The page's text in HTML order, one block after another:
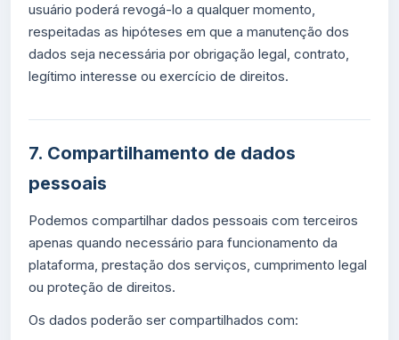
usuário poderá revogá-lo a qualquer momento,
respeitadas as hipóteses em que a manutenção dos
dados seja necessária por obrigação legal, contrato,
legítimo interesse ou exercício de direitos.
7. Compartilhamento de dados
pessoais
Podemos compartilhar dados pessoais com terceiros
apenas quando necessário para funcionamento da
plataforma, prestação dos serviços, cumprimento legal
ou proteção de direitos.
Os dados poderão ser compartilhados com: